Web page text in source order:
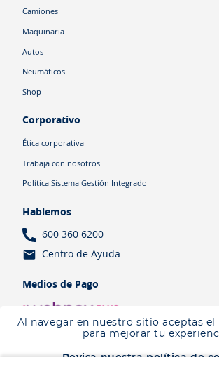
Al navegar en nuestro sitio aceptas el
para mejorar tu
Revisa nuestra política de
Camiones
Maquinaria
Autos
Neumáticos
Shop
Corporativo
Ética corporativa
Trabaja con nosotros
Política Sistema Gestión Integrado
Hablemos
600 360 6200
Centro de Ayuda
Medios de Pago